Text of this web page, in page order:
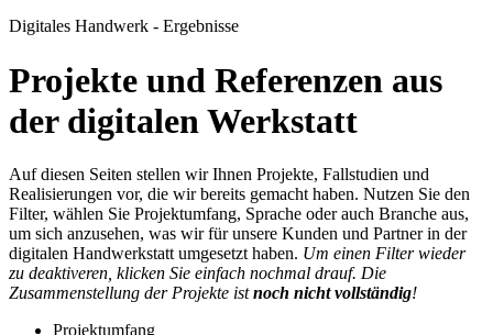
Digitales Handwerk - Ergebnisse
Projekte und Referenzen aus
der digitalen Werkstatt
Auf diesen Seiten stellen wir Ihnen Projekte, Fallstudien und
Realisierungen vor, die wir bereits gemacht haben. Nutzen Sie den
Filter, wählen Sie Projektumfang, Sprache oder auch Branche aus,
um sich anzusehen, was wir für unsere Kunden und Partner in der
digitalen Handwerkstatt umgesetzt haben. Um einen Filter wieder
zu deaktiveren, klicken Sie einfach nochmal drauf. Die
Zusammenstellung der Projekte istnoch nicht vollständig!
Projektumfang